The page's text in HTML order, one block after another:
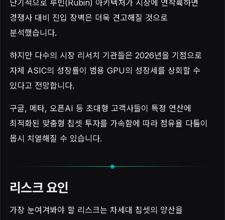
단기적으로 루빈(Rubin) 아키텍처가 시장에 연착륙하면
경쟁사 대비 진입 장벽은 더욱 견고해질 것으로
분석했습니다.
하지만 다수의 시장 리서치 기관들은 2026년을 기점으로
자체 ASIC의 성장률이 범용 GPU의 성장세를 상회할 수
있다고 전망합니다.
구글, 메타, 오픈AI 등 초대형 고객사들이 특정 연산에
최적화된 맞춤형 칩셋 투자를 가속함에 따라 점유율 다툼이
몹시 치열해질 수 있습니다.
리스크 요인
가장 눈여겨봐야 할 리스크는 차세대 칩셋의 양산을